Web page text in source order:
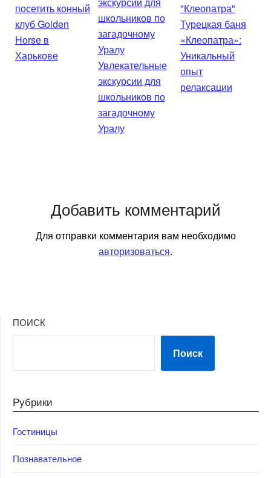
посетить конный
клуб Golden
Horse в
Харькове
Увлекательные
экскурсии для
школьников по
загадочному
Уралу
Турецкая баня
«Клеопатра»:
Уникальный
опыт
релаксации
Добавить комментарий
Для отправки комментария вам необходимо
авторизоваться.
ПОИСК
Поиск
Рубрики
Гостиницы
Познавательное